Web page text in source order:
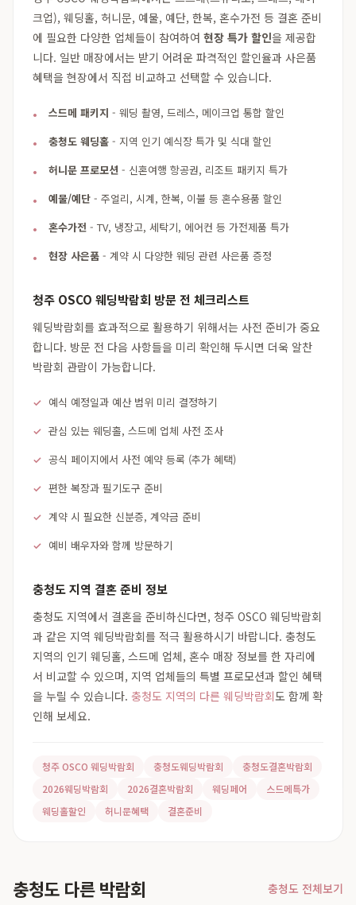
크업), 웨딩홀, 허니문, 예물, 예단, 한복, 혼수가전 등 결혼 준비
에 필요한 다양한 업체들이 참여하여 현장 특가 할인을 제공합
니다. 일반 매장에서는 받기 어려운 파격적인 할인율과 사은품
혜택을 현장에서 직접 비교하고 선택할 수 있습니다.
스드메 패키지 - 웨딩 촬영, 드레스, 메이크업 통합 할인
충청도 웨딩홀 - 지역 인기 예식장 특가 및 식대 할인
허니문 프로모션 - 신혼여행 항공권, 리조트 패키지 특가
예물/예단 - 주얼리, 시계, 한복, 이불 등 혼수용품 할인
혼수가전 - TV, 냉장고, 세탁기, 에어컨 등 가전제품 특가
현장 사은품 - 계약 시 다양한 웨딩 관련 사은품 증정
청주 OSCO 웨딩박람회 방문 전 체크리스트
웨딩박람회를 효과적으로 활용하기 위해서는 사전 준비가 중요
합니다. 방문 전 다음 사항들을 미리 확인해 두시면 더욱 알찬
박람회 관람이 가능합니다.
예식 예정일과 예산 범위 미리 결정하기
관심 있는 웨딩홀, 스드메 업체 사전 조사
공식 페이지에서 사전 예약 등록 (추가 혜택)
편한 복장과 필기도구 준비
계약 시 필요한 신분증, 계약금 준비
예비 배우자와 함께 방문하기
충청도 지역 결혼 준비 정보
충청도 지역에서 결혼을 준비하신다면, 청주 OSCO 웨딩박람회
과 같은 지역 웨딩박람회를 적극 활용하시기 바랍니다. 충청도
지역의 인기 웨딩홀, 스드메 업체, 혼수 매장 정보를 한 자리에
서 비교할 수 있으며, 지역 업체들의 특별 프로모션과 할인 혜택
을 누릴 수 있습니다. 충청도 지역의 다른 웨딩박람회도 함께 확
인해 보세요.
청주 OSCO 웨딩박람회 충청도웨딩박람회
충청도결혼박람회
2026웨딩박람회
2026결혼박람회 웨딩페어
스드메특가
웨딩홀할인
허니문혜택 결혼준비
충청도 다른 박람회 충청도 전체보기